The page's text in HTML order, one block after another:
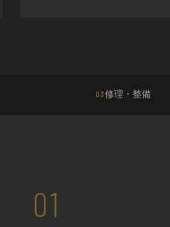
03修理・整備
01